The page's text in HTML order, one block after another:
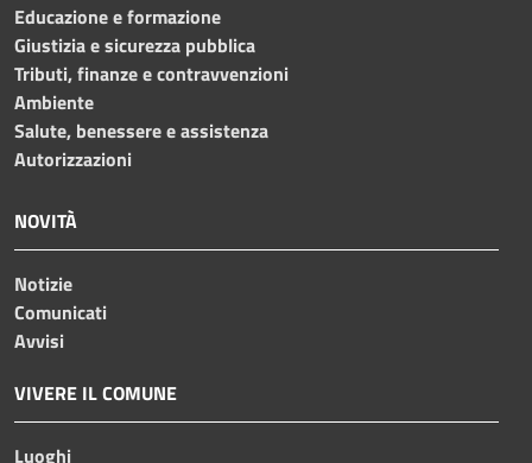
Educazione e formazione
Giustizia e sicurezza pubblica
Tributi, finanze e contravvenzioni
Ambiente
Salute, benessere e assistenza
Autorizzazioni
NOVITÀ
Notizie
Comunicati
Avvisi
VIVERE IL COMUNE
Luoghi